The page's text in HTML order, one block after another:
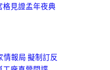
格見證孟年夜典
情報局 擬制訂反